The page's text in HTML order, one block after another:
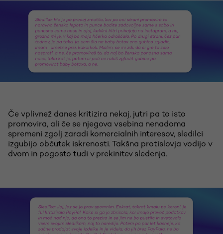
Če vplivnež danes kritizira nekaj, jutri pa to isto
promovira, ali če se njegova vsebina nenadoma
spremeni zgolj zaradi komercialnih interesov, sledilci
izgubijo občutek iskrenosti. Takšna protislovja vodijo v
dvom in pogosto tudi v prekinitev sledenja.